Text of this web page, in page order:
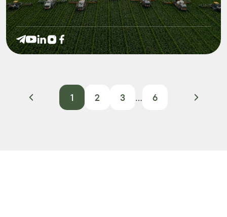
1 2 3 ... 6